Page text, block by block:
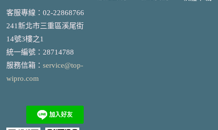
客服專線：02-22868766
241新北市三重區溪尾街
14號3樓之1
統一編號 ： 28714788
服務信箱： service@top-
wipro.com